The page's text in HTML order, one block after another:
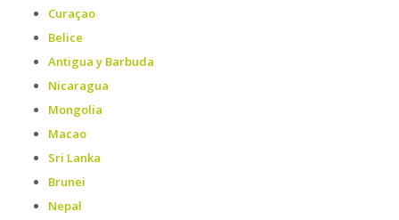
Curaçao
Belice
Antigua y Barbuda
Nicaragua
Mongolia
Macao
Sri Lanka
Brunei
Nepal